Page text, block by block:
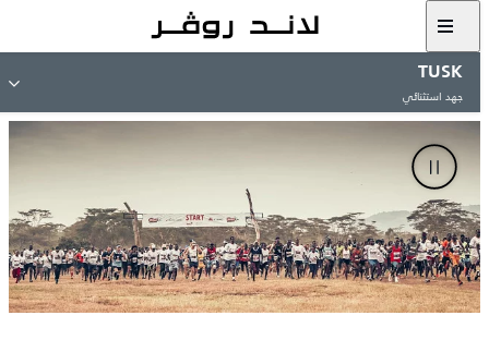
TUSK
جهد استثنائي